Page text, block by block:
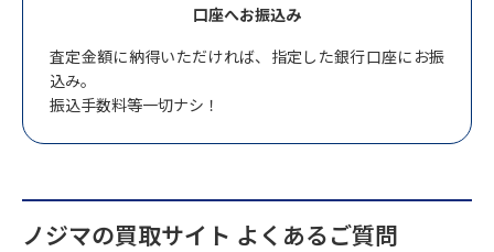
口座へお振込み
査定金額に納得いただければ、指定した銀行口座にお振
込み。
振込手数料等一切ナシ！
ノジマの買取サイト よくあるご質問